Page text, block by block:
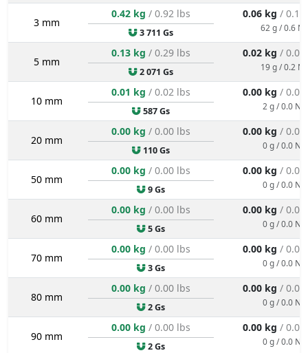
3 mm
0.42 kg / 0.92 lbs
3 711 Gs
0.06 kg / 0.14
62 g / 0.6 N
5 mm
0.13 kg / 0.29 lbs
2 071 Gs
0.02 kg / 0.04
19 g / 0.2 N
10 mm
0.01 kg / 0.02 lbs
587 Gs
0.00 kg / 0.00
2 g / 0.0 N
20 mm
0.00 kg / 0.00 lbs
110 Gs
0.00 kg / 0.00
0 g / 0.0 N
50 mm
0.00 kg / 0.00 lbs
9 Gs
0.00 kg / 0.00
0 g / 0.0 N
60 mm
0.00 kg / 0.00 lbs
5 Gs
0.00 kg / 0.00
0 g / 0.0 N
70 mm
0.00 kg / 0.00 lbs
3 Gs
0.00 kg / 0.00
0 g / 0.0 N
80 mm
0.00 kg / 0.00 lbs
2 Gs
0.00 kg / 0.00
0 g / 0.0 N
90 mm
0.00 kg / 0.00 lbs
2 Gs
0.00 kg / 0.00
0 g / 0.0 N